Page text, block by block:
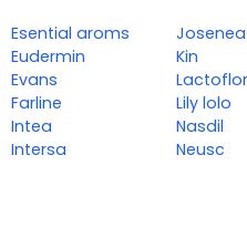
Esential aroms
Eudermin
Evans
Farline
Intea
Intersa
Josenea
Kin
Lily lolo
Nasdil
Neusc